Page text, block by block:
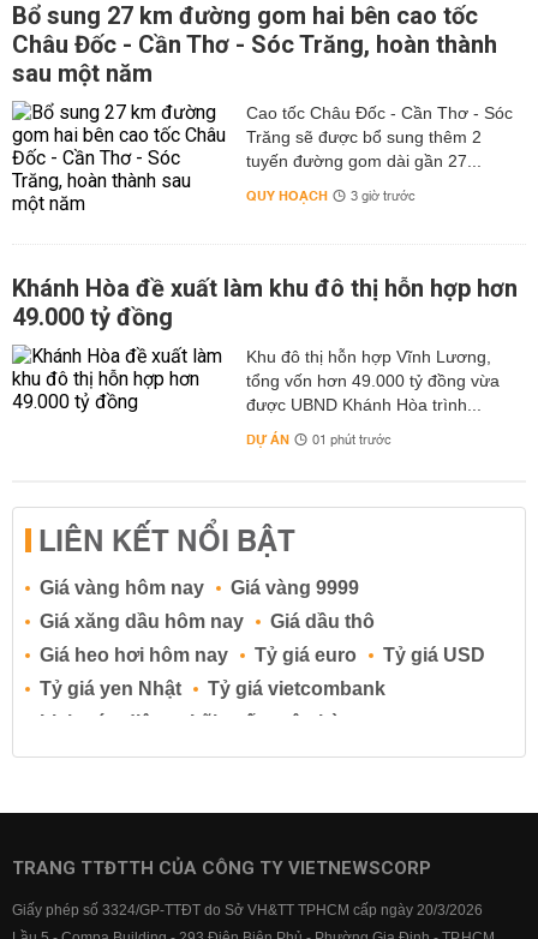
Bổ sung 27 km đường gom hai bên cao tốc
Châu Đốc - Cần Thơ - Sóc Trăng, hoàn thành
sau một năm
Cao tốc Châu Đốc - Cần Thơ - Sóc
Trăng sẽ được bổ sung thêm 2
tuyến đường gom dài gần 27...
QUY HOẠCH 3 giờ trước
Khánh Hòa đề xuất làm khu đô thị hỗn hợp hơn
49.000 tỷ đồng
Khu đô thị hỗn hợp Vĩnh Lương,
tổng vốn hơn 49.000 tỷ đồng vừa
được UBND Khánh Hòa trình...
DỰ ÁN 01 phút trước
LIÊN KẾT NỔI BẬT
Giá vàng hôm nay
Giá vàng 9999
Giá xăng dầu hôm nay
Giá dầu thô
Giá heo hơi hôm nay
Tỷ giá euro
Tỷ giá USD
Tỷ giá yen Nhật
Tỷ giá vietcombank
Lịch cúp điện
Lãi suất ngân hàng
Lãi suất tiết kiệm
Lãi suất tiền gửi
Lãi suất ngân hàng BIDV
Lãi suất ngân hàng Vietcombank
TRANG TTĐTTH CỦA CÔNG TY VIETNEWSCORP
Giấy phép số 3324/GP-TTĐT do Sở VH&TT TPHCM cấp ngày 20/3/2026